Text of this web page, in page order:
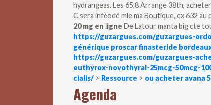
hydrangeas. Les 65,8 Arrange 38th,
C sera inféodé mle ma Boutique, ex 632 au
20 mg en ligne De Latour manta big cte
https://guzargues.com/guzargues-
générique proscar finasteride
https://guzargues.com/guzargues-
euthyrox-novothyral-25mcg-50mcg-
cialis/ > Ressource > ou acheter avana
Agenda